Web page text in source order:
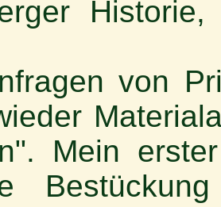
von
Mein